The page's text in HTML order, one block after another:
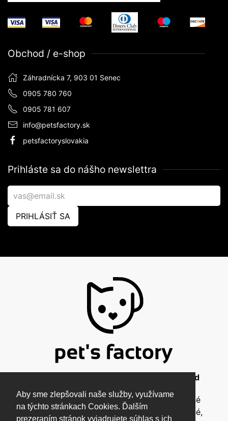
Aby sme zlepšovali naše služby, využívame
na týchto stránkach Cookies. Ďalším
prezeraním stránok vyjadrujete súhlas s ich
Obchod / e-shop
Záhradnícka 7, 903 01 Senec
0905 780 760
0905 781 607
info@petsfactory.sk
petsfactoryslovakia
Prihláste sa do nášho newslettra
PRIHLÁSIŤ SA
© 2026 Pet's Factory - All Rights Reserved
Táto stránka a všetky jej súčasti sú chránené
autorským zákonom a nesmú byť kopírované,